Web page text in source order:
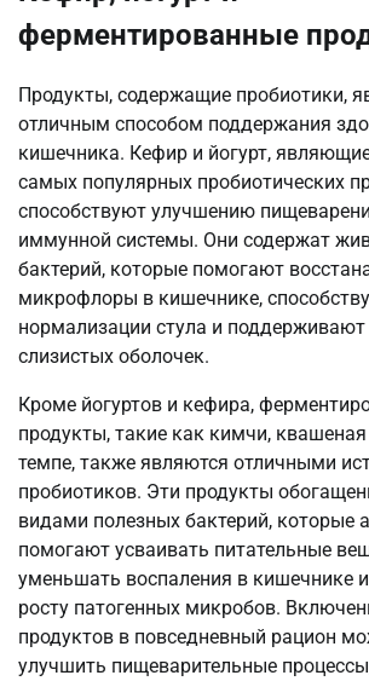
ферментированные
Продукты, содержащие пробиотики,
отличным способом поддержания
кишечника. Кефир и йогурт,
самых популярных пробиотических
способствуют улучшению
иммунной системы. Они содержат
бактерий, которые помогают
микрофлоры в кишечнике,
нормализации стула и
слизистых оболочек.
Кроме йогуртов и кефира,
продукты, такие как кимчи,
темпе, также являются отличными
пробиотиков. Эти продукты
видами полезных бактерий, которые
помогают усваивать питательные
уменьшать воспаления в кишечнике
росту патогенных микробов.
продуктов в повседневный рацион
улучшить пищеварительные